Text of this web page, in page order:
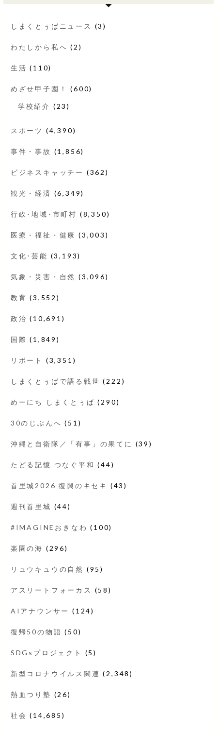
しまくとぅばニュース (3)
わたしから私へ (2)
生活 (110)
めざせ甲子園！ (600)
学校紹介 (23)
スポーツ (4,390)
事件・事故 (1,856)
ビジネスキャッチー (362)
観光・経済 (6,349)
行政･地域･市町村 (8,350)
医療・福祉・健康 (3,003)
文化･芸能 (3,193)
気象・災害・自然 (3,096)
教育 (3,552)
政治 (10,691)
国際 (1,849)
リポート (3,351)
しまくとぅばで語る戦世 (222)
めーにち しまくとぅば (290)
30のじぶんへ (51)
沖縄と自衛隊／「有事」の果てに (39)
たどる記憶 つなぐ平和 (44)
首里城2026 復興のキセキ (43)
週刊首里城 (44)
#IMAGINEおきなわ (100)
楽園の海 (296)
リュウキュウの自然 (95)
アスリートフォーカス (58)
AIアナウンサー (124)
復帰50の物語 (50)
SDGsプロジェクト (5)
新型コロナウイルス関連 (2,348)
熱血つり塾 (26)
社会 (14,685)